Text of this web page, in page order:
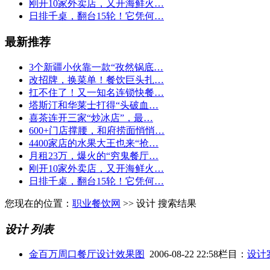
刚开10家外卖店，又开海鲜火…
日排千桌，翻台15轮！它凭何…
最新推荐
3个新疆小伙靠一款“孜然锅底…
改招牌，换菜单！餐饮巨头扎…
扛不住了！又一知名连锁快餐…
塔斯汀和华莱士打得“头破血…
喜茶连开三家“炒冰店”，最…
600+门店撑腰，和府捞面悄悄…
4400家店的水果大王也来“抢…
月租23万，爆火的“穷鬼餐厅…
刚开10家外卖店，又开海鲜火…
日排千桌，翻台15轮！它凭何…
您现在的位置： 职业餐饮网 >> 设计 搜索结果
设计 列表
金百万周口餐厅设计效果图 2006-08-22 22:58栏目： 设计